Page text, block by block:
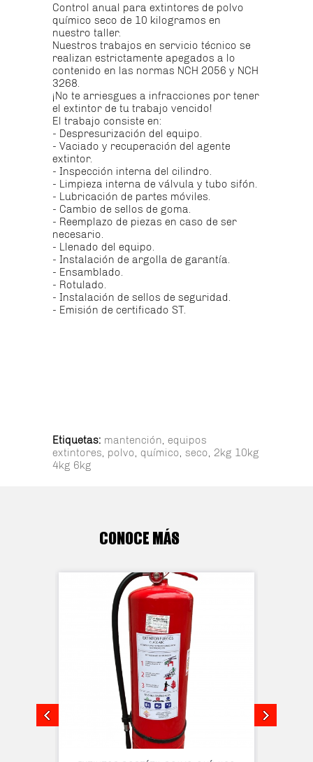
Control anual para extintores de polvo
químico seco de 10 kilogramos en
nuestro taller.
Nuestros trabajos en servicio técnico se
realizan estrictamente apegados a lo
contenido en las normas NCH 2056 y NCH
3268.
¡No te arriesgues a infracciones por tener
el extintor de tu trabajo vencido!
El trabajo consiste en:
- Despresurización del equipo.
- Vaciado y recuperación del agente
extintor.
- Inspección interna del cilindro.
- Limpieza interna de válvula y tubo sifón.
- Lubricación de partes móviles.
- Cambio de sellos de goma.
- Reemplazo de piezas en caso de ser
necesario.
- Llenado del equipo.
- Instalación de argolla de garantía.
- Ensamblado.
- Rotulado.
- Instalación de sellos de seguridad.
- Emisión de certificado ST.
Etiquetas: mantención equipos
extintores polvo químico seco 2kg 10kg
4kg 6kg
CONOCE MÁS